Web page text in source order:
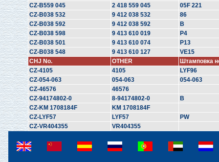
CZ-B559 045
2 418 559 045
05F 221
CZ-B038 532
9 412 038 532
86
CZ-B038 592
9 412 038 592
B
CZ-B038 598
9 413 610 019
P4
CZ-B038 501
9 413 610 074
P13
CZ-B038 548
9 413 610 127
VE15
CHJ No.
OTHER
Штамповка
CZ-4105
4105
LYF96
CZ-054-063
054-063
054-063
CZ-46576
46576
CZ-94174802-0
8-94174802-0
B
CZ-KM 1708184F
KM 1708184F
CZ-LYF57
LYF57
PW
CZ-VR404355
VR404355